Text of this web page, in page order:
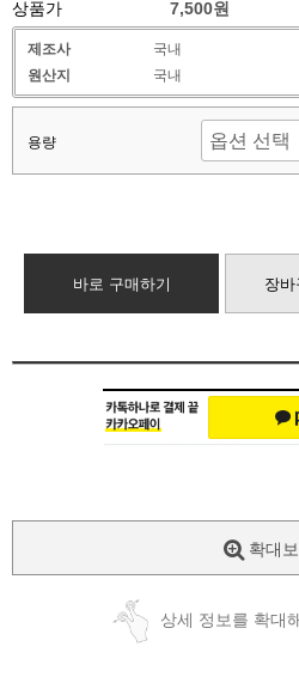
상품가 7,500원
제조사
국내
원산지
국내
용량
바로 구매하기 장바
확대
상세 정보를 확대